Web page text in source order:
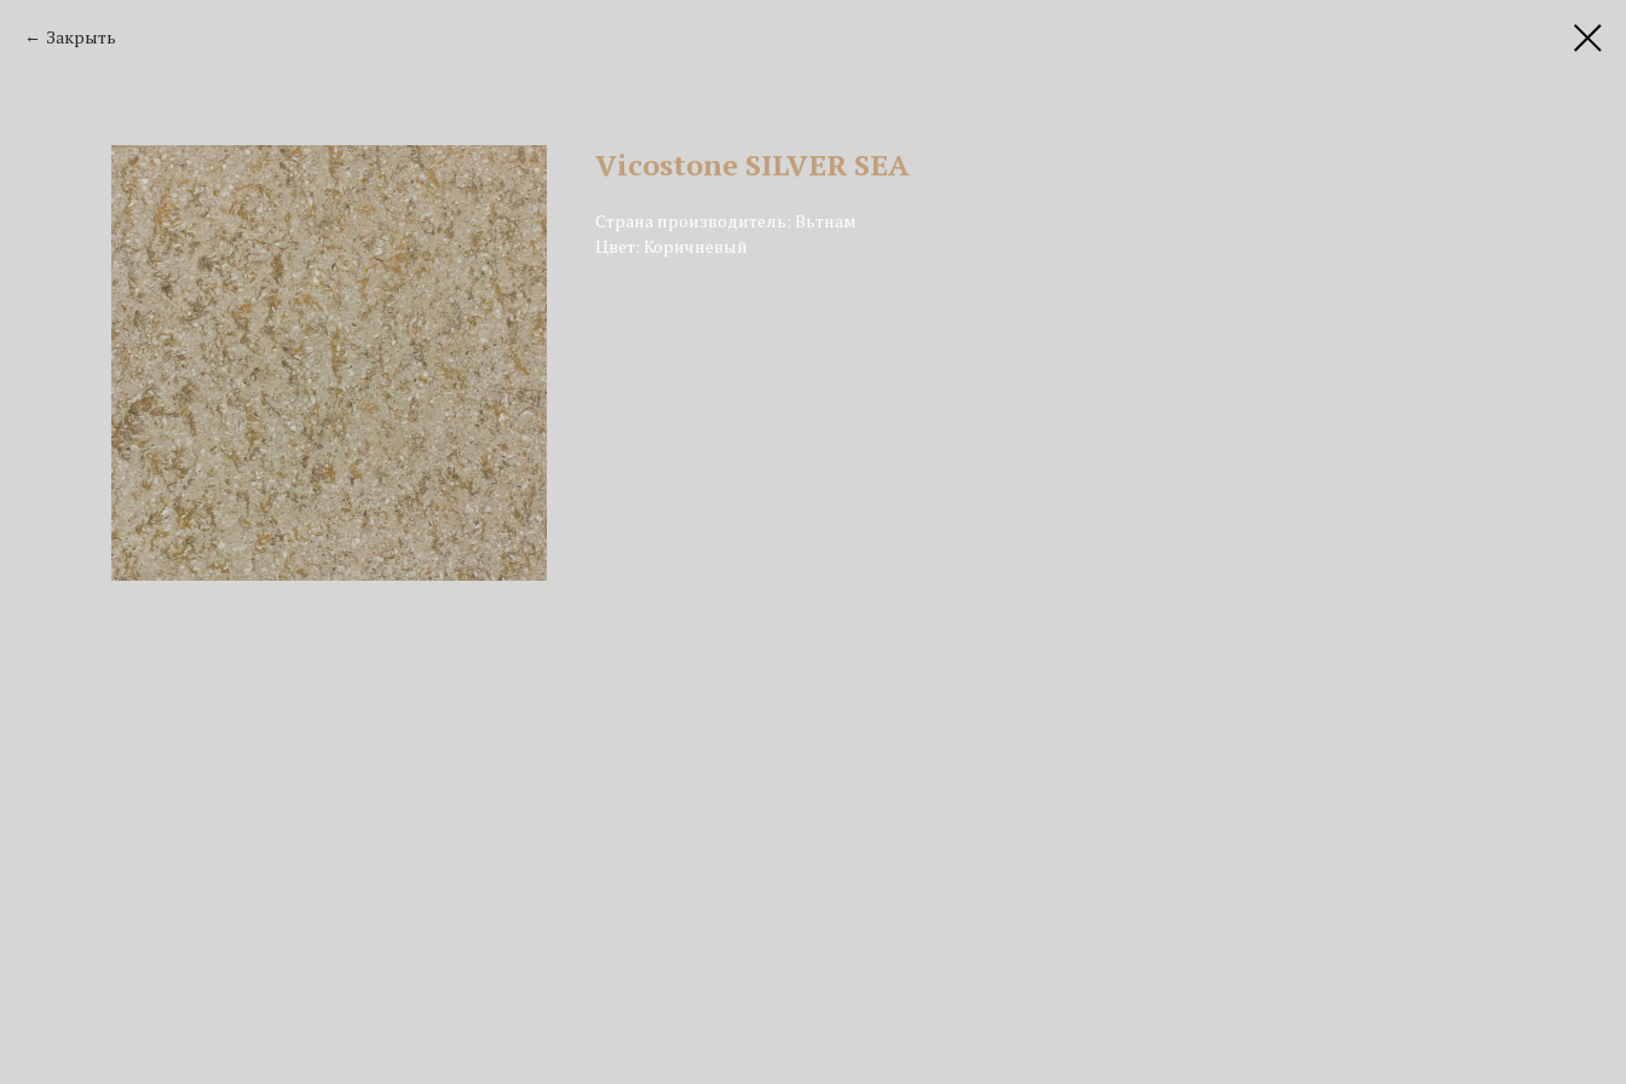
Закрыть
Vicostone SILVER SEA
Страна производитель: Вьтнам
Цвет: Коричневый